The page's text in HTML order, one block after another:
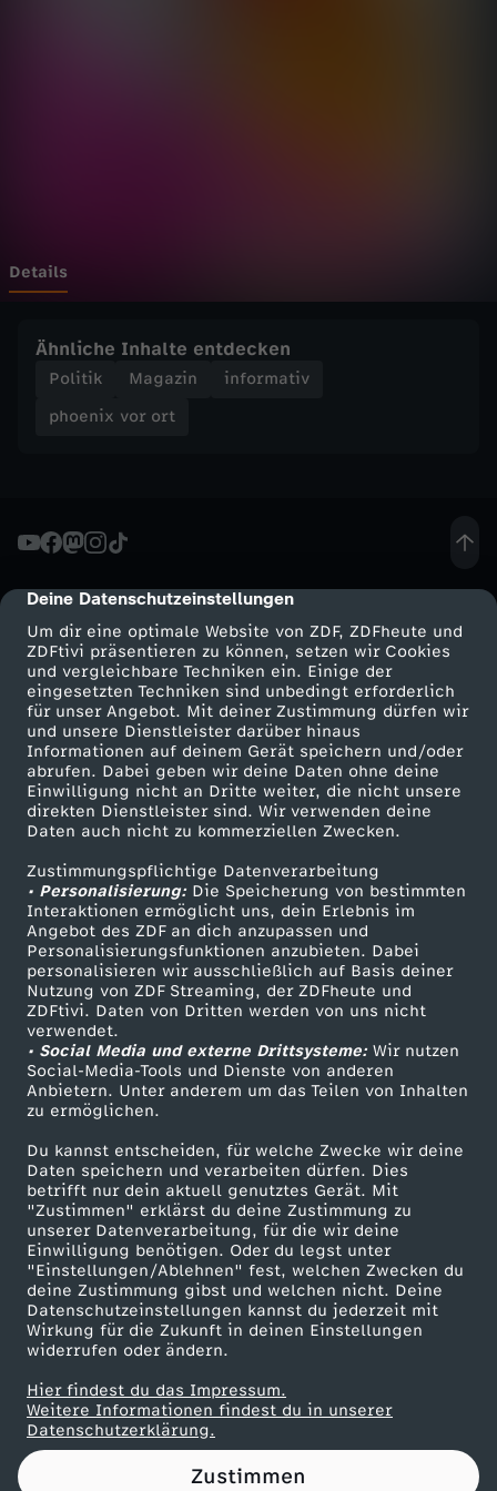
cmp-dialog-description
Deine Datenschutzeinstellungen
Um dir eine optimale Website von ZDF, ZDFheute und
ZDFtivi präsentieren zu können, setzen wir Cookies
und vergleichbare Techniken ein. Einige der
eingesetzten Techniken sind unbedingt erforderlich
für unser Angebot. Mit deiner Zustimmung dürfen wir
und unsere Dienstleister darüber hinaus
Informationen auf deinem Gerät speichern und/oder
abrufen. Dabei geben wir deine Daten ohne deine
Einwilligung nicht an Dritte weiter, die nicht unsere
direkten Dienstleister sind. Wir verwenden deine
Daten auch nicht zu kommerziellen Zwecken.
Zustimmungspflichtige Datenverarbeitung
• Personalisierung:Die Speicherung von bestimmten
Interaktionen ermöglicht uns, dein Erlebnis im
Angebot des ZDF an dich anzupassen und
Personalisierungsfunktionen anzubieten. Dabei
personalisieren wir ausschließlich auf Basis deiner
Nutzung von ZDF Streaming, der ZDFheute und
ZDFtivi. Daten von Dritten werden von uns nicht
verwendet.
• Social Media und externe Drittsysteme:Wir nutzen
Social-Media-Tools und Dienste von anderen
Anbietern. Unter anderem um das Teilen von Inhalten
zu ermöglichen.
Du kannst entscheiden, für welche Zwecke wir deine
Daten speichern und verarbeiten dürfen. Dies
betrifft nur dein aktuell genutztes Gerät. Mit
"Zustimmen" erklärst du deine Zustimmung zu
unserer Datenverarbeitung, für die wir deine
Einwilligung benötigen. Oder du legst unter
"Einstellungen/Ablehnen" fest, welchen Zwecken du
deine Zustimmung gibst und welchen nicht. Deine
Datenschutzeinstellungen kannst du jederzeit mit
Wirkung für die Zukunft in deinen Einstellungen
widerrufen oder ändern.
Hier findest du das Impressum.
Weitere Informationen findest du in unserer
Datenschutzerklärung.
Zustimmen
t
S
r
l
a
n
d
:
R
e
g
i
e
r
u
n
g
s
e
r
Details
Ähnliche Inhalte entdecken
Politik Magazin
informativ
phoenix vor ort
Mehr ZDF
ZDF-Apps
Smart TV
ZDFtext
Livestreams
Sendungen A-Z
TV-Programm
Service
ZDFmitreden
Kontakt zum ZDF
Tickets
Zuschauerservice
Hilfe
ZDF Unternehmen
Karriere
ZDF goes Schule
Werbefernsehen
Mainzelmännchen
Partner